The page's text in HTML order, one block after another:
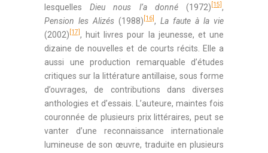
lesquellesDieu nous l’a donné(1972) [15] ,
Pension les Alizés (1988) [16] , La faute à la vie
(2002) [17] , huit livres pour la jeunesse, et une
dizaine de nouvelles et de courts récits. Elle a
aussi une production remarquable d’études
critiques sur la littérature antillaise, sous forme
d’ouvrages, de contributions dans diverses
anthologies et d’essais. L’auteure, maintes fois
couronnée de plusieurs prix littéraires, peut se
vanter d’une reconnaissance internationale
lumineuse de son œuvre, traduite en plusieurs